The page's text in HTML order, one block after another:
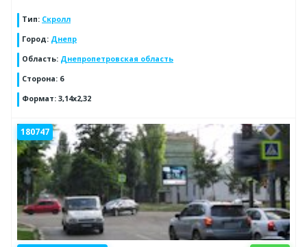
Тип: Скролл
Город: Днепр
Область: Днепропетровская область
Сторона: 6
Формат: 3,14х2,32
180747